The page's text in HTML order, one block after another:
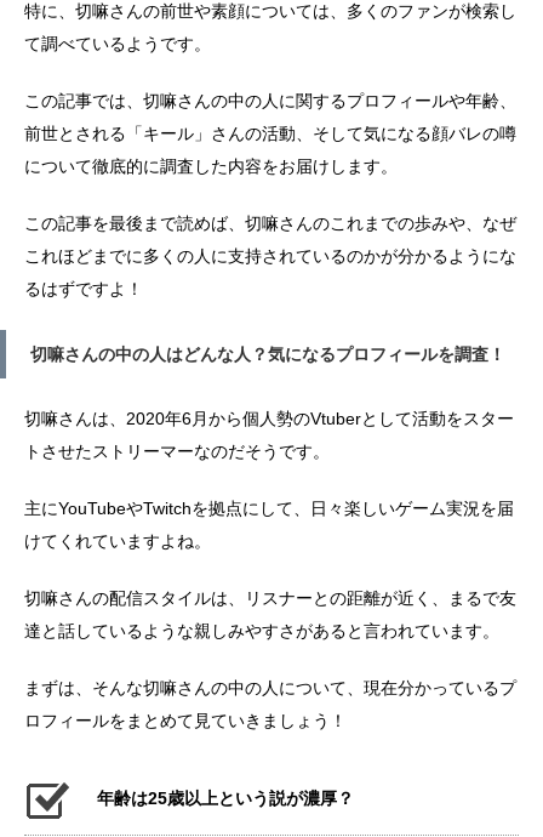
特に、切嘛さんの前世や素顔については、多くのファンが検索し
て調べているようです。
この記事では、切嘛さんの中の人に関するプロフィールや年齢、
前世とされる「キール」さんの活動、そして気になる顔バレの噂
について徹底的に調査した内容をお届けします。
この記事を最後まで読めば、切嘛さんのこれまでの歩みや、なぜ
これほどまでに多くの人に支持されているのかが分かるようにな
るはずですよ！
切嘛さんの中の人はどんな人？気になるプロフィールを調査！
切嘛さんは、2020年6月から個人勢のVtuberとして活動をスター
トさせたストリーマーなのだそうです。
主にYouTubeやTwitchを拠点にして、日々楽しいゲーム実況を届
けてくれていますよね。
切嘛さんの配信スタイルは、リスナーとの距離が近く、まるで友
達と話しているような親しみやすさがあると言われています。
まずは、そんな切嘛さんの中の人について、現在分かっているプ
ロフィールをまとめて見ていきましょう！
年齢は25歳以上という説が濃厚？